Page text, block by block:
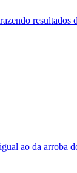
ao da arroba